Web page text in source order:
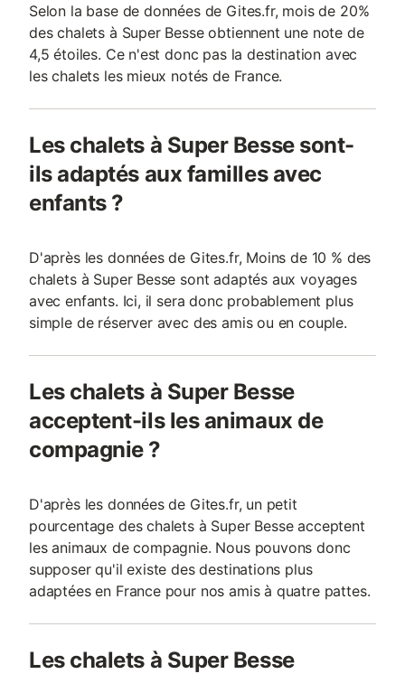
Selon la base de données de Gites.fr, mois de 20%
des chalets à Super Besse obtiennent une note de
4,5 étoiles. Ce n'est donc pas la destination avec
les chalets les mieux notés de France.
Les chalets à Super Besse sont-
ils adaptés aux familles avec
enfants ?
D'après les données de Gites.fr, Moins de 10 % des
chalets à Super Besse sont adaptés aux voyages
avec enfants. Ici, il sera donc probablement plus
simple de réserver avec des amis ou en couple.
Les chalets à Super Besse
acceptent-ils les animaux de
compagnie ?
D'après les données de Gites.fr, un petit
pourcentage des chalets à Super Besse acceptent
les animaux de compagnie. Nous pouvons donc
supposer qu'il existe des destinations plus
adaptées en France pour nos amis à quatre pattes.
Les chalets à Super Besse